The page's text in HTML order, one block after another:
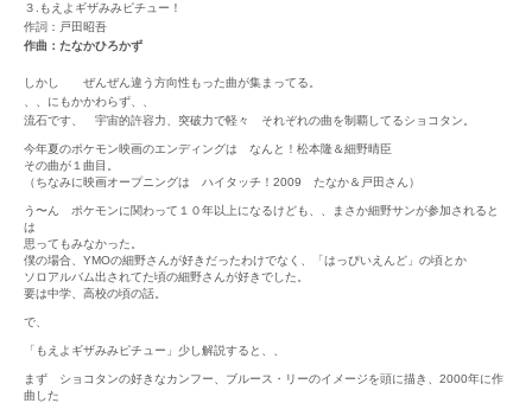
３.もえよギザみみピチュー！
作詞：戸田昭吾
作曲：たなかひろかず
しかし ぜんぜん違う方向性もった曲が集まってる。
、、にもかかわらず、、
流石です、 宇宙的許容力、突破力で軽々 それぞれの曲を制覇してるショコタン。
今年夏のポケモン映画のエンディングは なんと！松本隆＆細野晴臣
その曲が１曲目。
（ちなみに映画オープニングは ハイタッチ！2009 たなか＆戸田さん）
う〜ん ポケモンに関わって１０年以上になるけども、、まさか細野サンが参加されると
は
思ってもみなかった。
僕の場合、YMOの細野さんが好きだったわけでなく、「はっぴいえんど」の頃とか
ソロアルバム出されてた頃の細野さんが好きでした。
要は中学、高校の頃の話。
で、
「もえよギザみみピチュー」少し解説すると、、
まず ショコタンの好きなカンフー、ブルース・リーのイメージを頭に描き、2000年に作
曲した